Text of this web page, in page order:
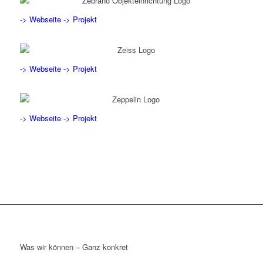
-> Webseite -> Projekt
-> Webseite -> Projekt
-> Webseite -> Projekt
Was wir können – Ganz konkret